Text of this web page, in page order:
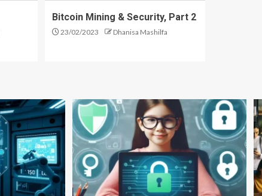
Bitcoin Mining & Security, Part 2
23/02/2023 Dhanisa Mashilfa